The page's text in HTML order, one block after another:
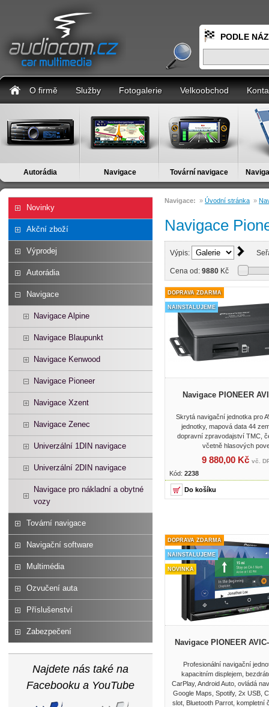
PODLE
O firmě Služby Fotogalerie Velkoobchod
Autorádia Navigace Tovární navigace
Novinky
Akční zboží
Výprodej
Autorádia
Navigace
Navigace Alpine
Navigace Blaupunkt
Navigace Kenwood
Navigace Pioneer
Navigace Xzent
Navigace Zenec
Univerzální 1DIN navigace
Univerzální 2DIN navigace
Navigace pro nákladní a obytné
vozy
Tovární navigace
Navigační software
Multimédia
Ozvučení auta
Příslušenství
Zabezpečení
Najdete nás také na
Facebooku a YouTube
Navigace: » Úvodní stránka »
Navigace
Výpis:
Cena od: 9880 Kč
DOPRAVA ZDARMA
NAINSTALUJEME
Navigace PIONEER
Skrytá navigační jednotka pro
jednotky, mapová data 44
dopravní zpravodajství TMC,
včetně hlasových
9 880,00 Kč vč.
Kód: 2238
DOPRAVA ZDARMA
NAINSTALUJEME
NOVINKA
Navigace PIONEER
Profesionální navigační
kapacitním displejem,
CarPlay, Android Auto, ovládá
Google Maps, Spotify, 2x USB,
slot, Bluetooth Parrot, kompletní